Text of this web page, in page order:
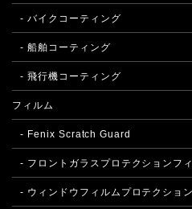
- バイクコーティング
- 船舶コーティング
- 飛行機コーティング
フィルム
- Fenix Scratch Guard
- フロントガラスプロテクションフ
- ウィンドウフィルムプロテクショ